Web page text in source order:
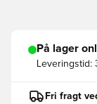
På lager
Leveringstid:
Fri fragt